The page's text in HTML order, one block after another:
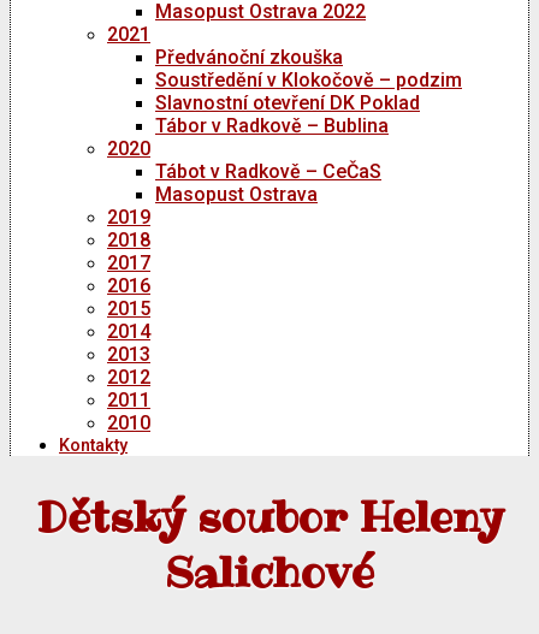
Masopust Ostrava 2022
2021
Předvánoční zkouška
Soustředění v Klokočově – podzim
Slavnostní otevření DK Poklad
Tábor v Radkově – Bublina
2020
Tábot v Radkově – CeČaS
Masopust Ostrava
2019
2018
2017
2016
2015
2014
2013
2012
2011
2010
Kontakty
Dětský soubor Heleny
Salichové